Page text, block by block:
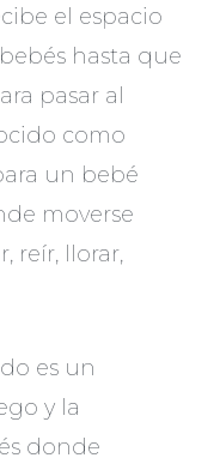
el espacio
hasta que
pasar al
como
un bebé
moverse
reír, llorar,
es un
y la
donde